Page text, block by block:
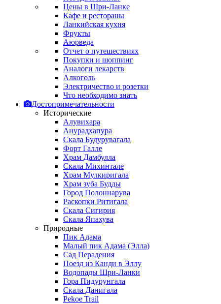
Цены в Шри-Ланке
Кафе и рестораны
Ланкийская кухня
Фрукты
Аюрведа
Отчет о путешествиях
Покупки и шоппинг
Аналоги лекарств
Алкоголь
Электричество и розетки
Что необходимо знать
Достопримечательности
Исторические
Алувихара
Анурадхапура
Скала Будурувагала
Форт Галле
Храм Дамбулла
Скала Михинтале
Храм Мулкиригала
Храм зуба Будды
Город Полоннарува
Раскопки Ритигала
Скала Сигирия
Скала Япахува
Природные
Пик Адама
Малый пик Адама (Элла)
Сад Перадения
Поезд из Канди в Эллу
Водопады Шри-Ланки
Гора Пидурунгала
Скала Данигала
Pekoe Trail